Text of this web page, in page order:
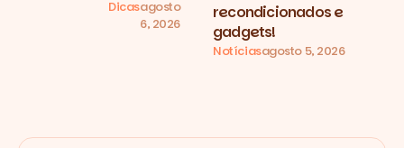
Dicasagosto
6, 2026
recondicionados e
gadgets!
Notíciasagosto 5, 2026